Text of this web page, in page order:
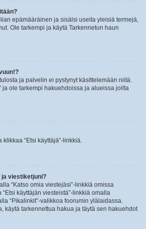
epämääräinen ja sisälsi useita yleisiä termejä,
Ole tarkempi ja käytä Tarkennetun haun
ja palvelin ei pystynyt käsittelemään niitä.
ja ole tarkempi hakuehdoissa ja alueissa joilta
klikkaa “Etsi käyttäjä”-linkkiä.
ja viestiketjuni?
“Katso omia viestejäsi”-linkkiä omissa
käyttäjän viesteistä”-linkkiä omalla
“Pikalinkit”-valikkoa foorumin ylälaidassa.
käytä tarkennettua hakua ja täytä sen hakuehdot